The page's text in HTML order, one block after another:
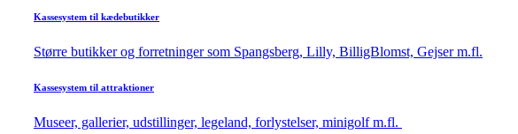
Kassesystem til kædebutikker
Større butikker og forretninger som Spangsberg, Lilly, BilligBlomst, Gejser m.fl.
Kassesystem til attraktioner
Museer, gallerier, udstillinger, legeland, forlystelser, minigolf m.fl.